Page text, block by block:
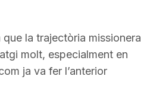
que la trajectòria missionera
molt, especialment en
ja va fer l’anterior